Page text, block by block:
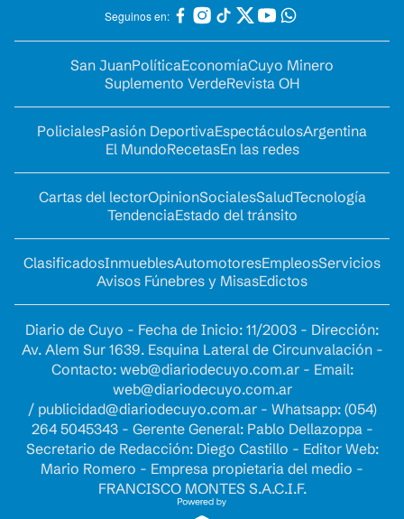
Seguinos en:
San JuanPolíticaEconomíaCuyo Minero
Suplemento VerdeRevista OH
PolicialesPasión DeportivaEspectáculosArgentina
El MundoRecetasEn las redes
Cartas del lectorOpinionSocialesSaludTecnología
TendenciaEstado del tránsito
ClasificadosInmueblesAutomotoresEmpleosServicios
Avisos Fúnebres y MisasEdictos
Diario de Cuyo - Fecha de Inicio: 11/2003 - Dirección:
Av. Alem Sur 1639. Esquina Lateral de Circunvalación -
Contacto: web@diariodecuyo.com.ar- Email:
web@diariodecuyo.com.ar
/ publicidad@diariodecuyo.com.ar- Whatsapp: (054)
264 5045343 - Gerente General: Pablo Dellazoppa -
Secretario de Redacción: Diego Castillo - Editor Web:
Mario Romero - Empresa propietaria del medio -
FRANCISCO MONTES S.A.C.I.F.